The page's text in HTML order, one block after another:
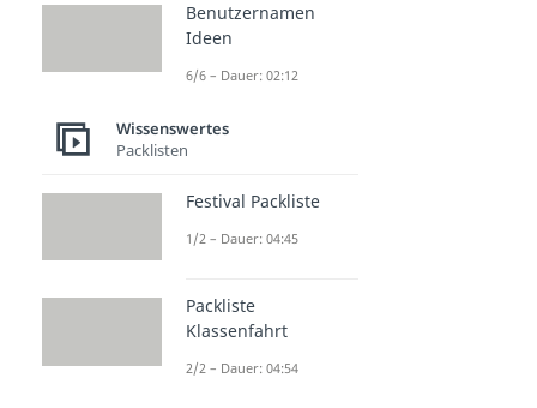
Benutzernamen
Ideen
6/6 – Dauer: 02:12
Wissenswertes
Packlisten
Festival Packliste
1/2 – Dauer: 04:45
Packliste
Klassenfahrt
2/2 – Dauer: 04:54